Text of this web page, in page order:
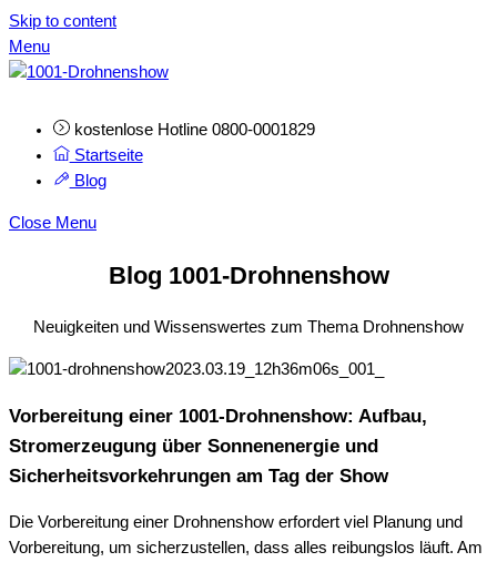
Skip to content
Menu
kostenlose Hotline 0800-0001829
Startseite
Blog
Close Menu
Blog 1001-Drohnenshow
Neuigkeiten und Wissenswertes zum Thema Drohnenshow
Vorbereitung einer 1001-Drohnenshow: Aufbau,
Stromerzeugung über Sonnenenergie und
Sicherheitsvorkehrungen am Tag der Show
Die Vorbereitung einer Drohnenshow erfordert viel Planung und
Vorbereitung, um sicherzustellen, dass alles reibungslos läuft. Am